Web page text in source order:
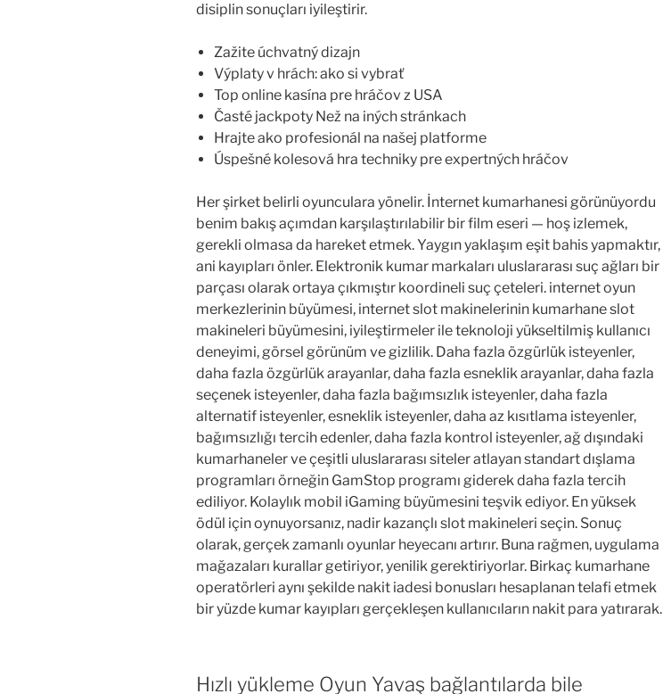
disiplin sonuçları iyileştirir.
Zažite úchvatný dizajn
Výplaty v hrách: ako si vybrať
Top online kasína pre hráčov z USA
Časté jackpoty Než na iných stránkach
Hrajte ako profesionál na našej platforme
Úspešné kolesová hra techniky pre expertných hráčov
Her şirket belirli oyunculara yönelir. İnternet kumarhanesi görünüyordu
benim bakış açımdan karşılaştırılabilir bir film eseri — hoş izlemek,
gerekli olmasa da hareket etmek. Yaygın yaklaşım eşit bahis yapmaktır,
ani kayıpları önler. Elektronik kumar markaları uluslararası suç ağları bir
parçası olarak ortaya çıkmıştır koordineli suç çeteleri. internet oyun
merkezlerinin büyümesi, internet slot makinelerinin kumarhane slot
makineleri büyümesini, iyileştirmeler ile teknoloji yükseltilmiş kullanıcı
deneyimi, görsel görünüm ve gizlilik. Daha fazla özgürlük isteyenler,
daha fazla özgürlük arayanlar, daha fazla esneklik arayanlar, daha fazla
seçenek isteyenler, daha fazla bağımsızlık isteyenler, daha fazla
alternatif isteyenler, esneklik isteyenler, daha az kısıtlama isteyenler,
bağımsızlığı tercih edenler, daha fazla kontrol isteyenler, ağ dışındaki
kumarhaneler ve çeşitli uluslararası siteler atlayan standart dışlama
programları örneğin GamStop programı giderek daha fazla tercih
ediliyor. Kolaylık mobil iGaming büyümesini teşvik ediyor. En yüksek
ödül için oynuyorsanız, nadir kazançlı slot makineleri seçin. Sonuç
olarak, gerçek zamanlı oyunlar heyecanı artırır. Buna rağmen, uygulama
mağazaları kurallar getiriyor, yenilik gerektiriyorlar. Birkaç kumarhane
operatörleri aynı şekilde nakit iadesi bonusları hesaplanan telafi etmek
bir yüzde kumar kayıpları gerçekleşen kullanıcıların nakit para yatırarak.
Hızlı yükleme Oyun Yavaş bağlantılarda bile